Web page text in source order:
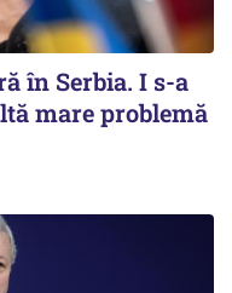
în Serbia. I s-a
mare problemă